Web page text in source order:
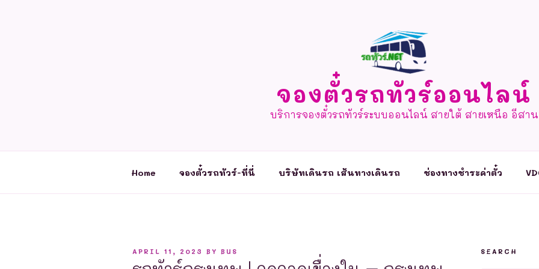
จองตั๋วรถทัวร์ออนไลน์
บริการจองตั๋วรถทัวร์ระบบออนไลน์ สายใต้ สายเหนือ อีสาน
Home จองตั๋วรถทัวร์-ที่นี่ บริษัทเดินรถ เส้นทางเดินรถ ช่องทางชำระค่าตั๋ว
POSTED
APRIL 11, 2023 BY BUS SEARCH